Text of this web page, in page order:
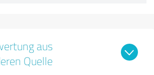
aus
Quelle